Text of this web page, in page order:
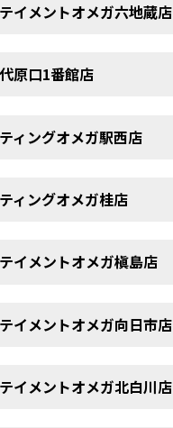
イメントオメガ六地蔵店
原口1番館店
ィングオメガ駅西店
ィングオメガ桂店
イメントオメガ槇島店
イメントオメガ向日市店
イメントオメガ北白川店